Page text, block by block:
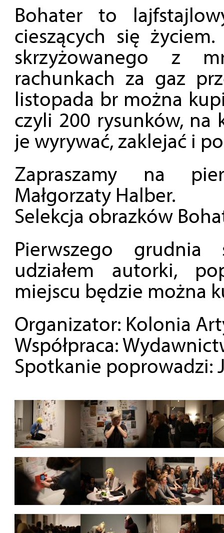
Bohater to
cieszących się
skrzyżowanego z
rachunkach za gaz
listopada br można
czyli 200 rysunków, na
je wyrywać, zaklejać i
Zapraszamy na
Małgorzaty Halber.
Selekcja obrazków
Pierwszego grudnia
udziałem autorki,
miejscu będzie można
Organizator: Kolonia
Współpraca:
Spotkanie poprowadzi: